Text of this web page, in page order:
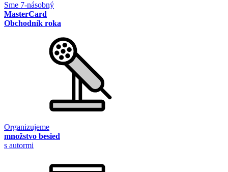
Sme 7-násobný
MasterCard
Obchodník roka
Organizujeme
množstvo besied
s autormi